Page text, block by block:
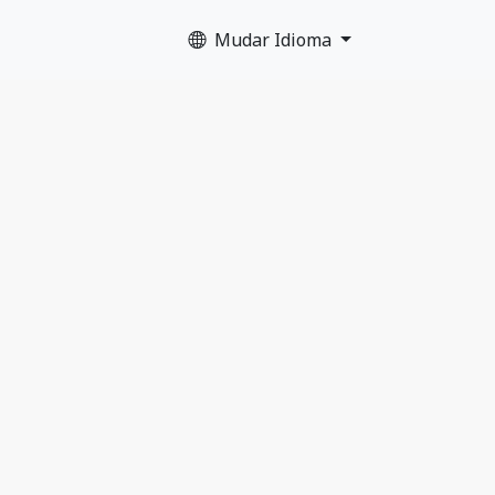
Mudar Idioma